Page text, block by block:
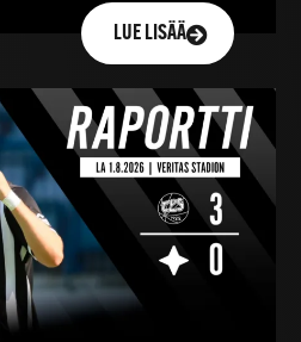
LUE LISÄÄ